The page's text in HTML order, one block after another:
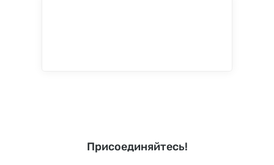
Присоединяйтесь!